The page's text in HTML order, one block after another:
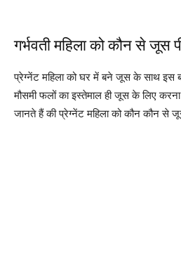
गर्भवती महिला को कौन से जूस
प्रेग्नेंट महिला को घर में बने जूस के साथ इस
मौसमी फलों का इस्तेमाल ही जूस के लिए
जानते हैं की प्रेग्नेंट महिला को कौन कौन से